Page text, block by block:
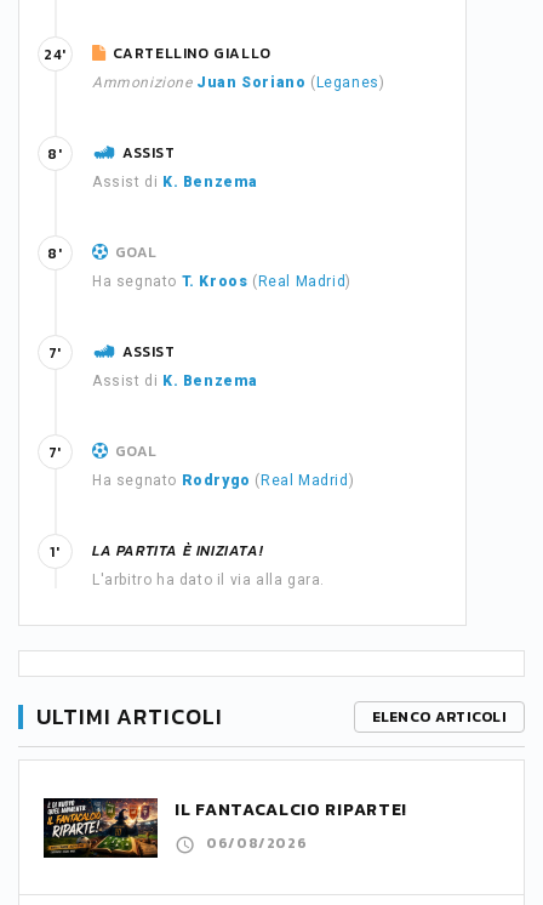
CARTELLINO GIALLO
Ammonizione Juan Soriano ( Leganes)
24'
ASSIST
Assist di K. Benzema
8'
GOAL
Ha segnato T. Kroos ( Real Madrid)
8'
ASSIST
Assist di K. Benzema
7'
GOAL
Ha segnato Rodrygo ( Real Madrid )
7'
LA PARTITA È INIZIATA!
L'arbitro ha dato il via alla gara.
1'
ULTIMI ARTICOLI ELENCO ARTICOLI
IL FANTACALCIO RIPARTE!
06/08/2026